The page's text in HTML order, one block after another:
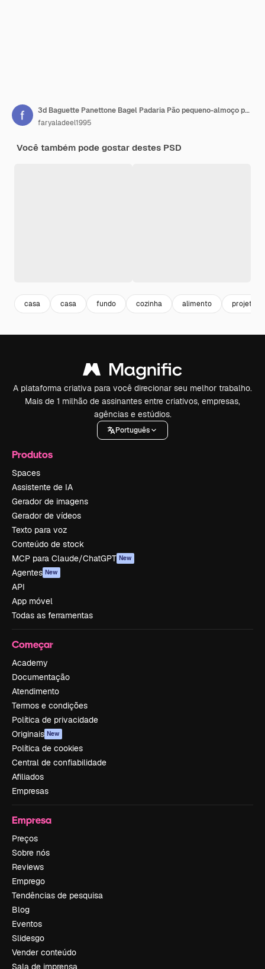
3d Baguette Panettone Bagel Padaria Pão pequeno-almoço pão sobremesa assados Produtos alimentícios
faryaladeel1995
Você também pode gostar destes PSD
casa casa fundo cozinha alimento projeto
A plataforma criativa para você direcionar seu melhor trabalho.
Mais de 1 milhão de assinantes entre criativos, empresas,
agências e estúdios.
Português
Produtos
Spaces
Assistente de IA
Gerador de imagens
Gerador de vídeos
Texto para voz
Conteúdo de stock
MCP para Claude/ChatGPT New
Agentes New
API
App móvel
Todas as ferramentas
Começar
Academy
Documentação
Atendimento
Termos e condições
Política de privacidade
Originais New
Política de cookies
Central de confiabilidade
Afiliados
Empresas
Empresa
Preços
Sobre nós
Reviews
Emprego
Tendências de pesquisa
Blog
Eventos
Slidesgo
Vender conteúdo
Sala de imprensa